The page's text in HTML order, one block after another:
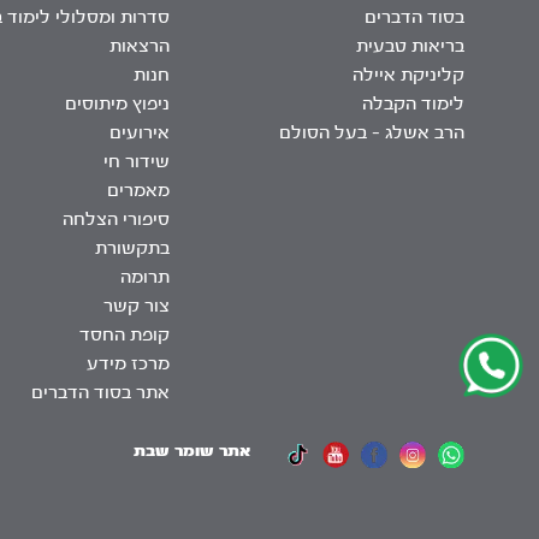
בסוד הדברים
בריאות טבעית
קליניקת איילה
לימוד הקבלה
הרב אשלג – בעל הסולם
סדרות ומסלולי
הרצאות
חנות
ניפוץ מיתוסים
אירועים
שידור חי
מאמרים
סיפורי הצלחה
בתקשורת
תרומה
צור קשר
קופת החסד
מרכז מידע
אתר בסוד הדברים
אתר שומר שבת